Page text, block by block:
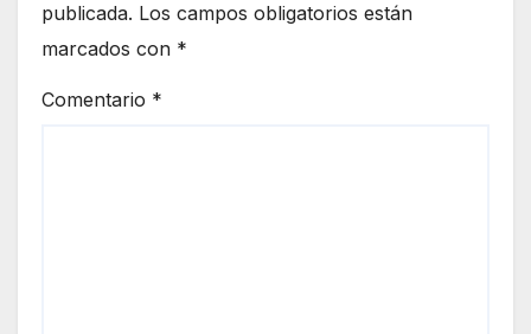
publicada. Los campos obligatorios están
marcados con *
Comentario *